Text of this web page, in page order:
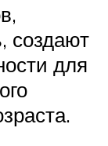
создают
для